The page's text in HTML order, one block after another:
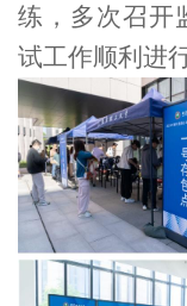
练，多次召开
试工作顺利进行